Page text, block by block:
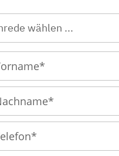
wählen ...